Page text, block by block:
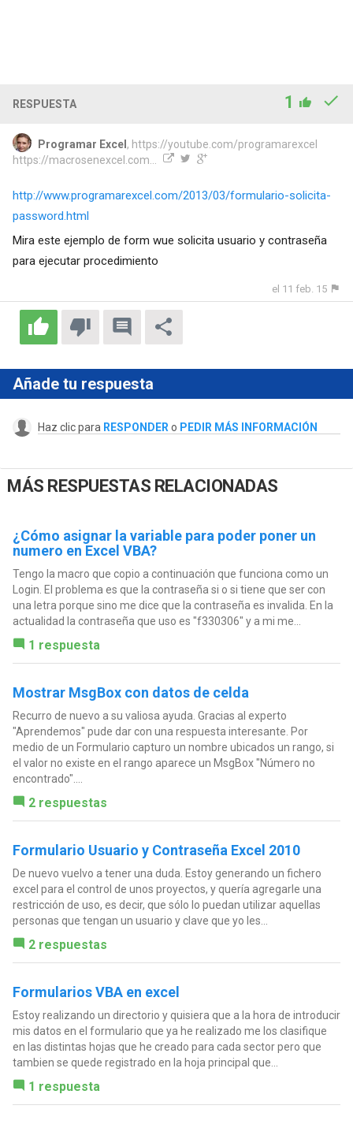
RESPUESTA 1
Programar Excel, https://youtube.com/programarexcel
https://macrosenexcel.com...
http://www.programarexcel.com/2013/03/formulario-solicita-
password.html
Mira este ejemplo de form wue solicita usuario y contraseña
para ejecutar procedimiento
el 11 feb. 15
Añade tu respuesta
Haz clic para RESPONDER o PEDIR MÁS INFORMACIÓN
MÁS RESPUESTAS RELACIONADAS
¿Cómo asignar la variable para poder poner un
numero en Excel VBA?
Tengo la macro que copio a continuación que funciona como un
Login. El problema es que la contraseña si o si tiene que ser con
una letra porque sino me dice que la contraseña es invalida. En la
actualidad la contraseña que uso es "f330306" y a mi me...
1 respuesta
Mostrar MsgBox con datos de celda
Recurro de nuevo a su valiosa ayuda. Gracias al experto
"Aprendemos" pude dar con una respuesta interesante. Por
medio de un Formulario capturo un nombre ubicados un rango, si
el valor no existe en el rango aparece un MsgBox "Número no
encontrado"....
2 respuestas
Formulario Usuario y Contraseña Excel 2010
De nuevo vuelvo a tener una duda. Estoy generando un fichero
excel para el control de unos proyectos, y quería agregarle una
restricción de uso, es decir, que sólo lo puedan utilizar aquellas
personas que tengan un usuario y clave que yo les...
2 respuestas
Formularios VBA en excel
Estoy realizando un directorio y quisiera que a la hora de introducir
mis datos en el formulario que ya he realizado me los clasifique
en las distintas hojas que he creado para cada sector pero que
tambien se quede registrado en la hoja principal que...
1 respuesta